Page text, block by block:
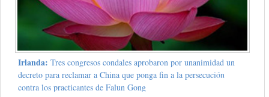
Irlanda: Tres congresos condales aprobaron por unanimidad un
decreto para reclamar a China que ponga fin a la persecución
contra los practicantes de Falun Gong